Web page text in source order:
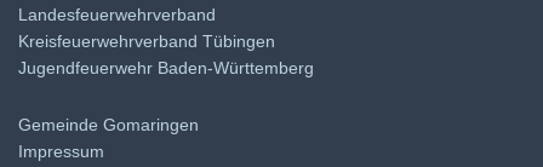
Landesfeuerwehrverband
Kreisfeuerwehrverband Tübingen
Jugendfeuerwehr Baden-Württemberg
Gemeinde Gomaringen
Impressum